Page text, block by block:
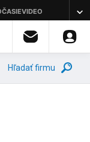
Hľadať firmu